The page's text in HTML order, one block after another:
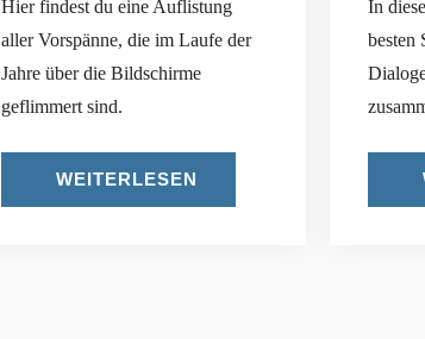
Hier findest du eine Auflistung
aller Vorspänne, die im Laufe der
Jahre über die Bildschirme
geflimmert sind.
WEITERLESEN
In
besten